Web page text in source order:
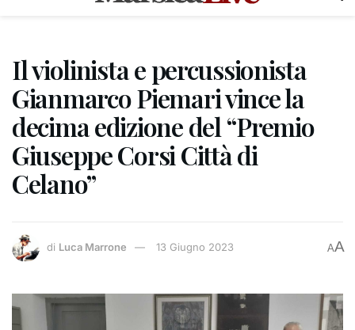
Il violinista e percussionista
Gianmarco Piemari vince la
decima edizione del “Premio
Giuseppe Corsi Città di
Celano”
di Luca Marrone 13 Giugno 2023 AA